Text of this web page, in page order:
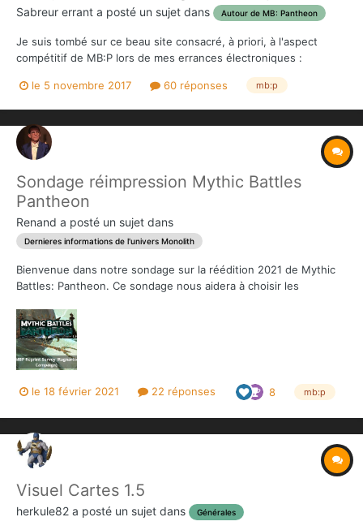
Sabreur errant a posté un sujet dans Autour de MB: Pantheon
Je suis tombé sur ce beau site consacré, à priori, à l'aspect
compétitif de MB:P lors de mes errances électroniques :
volonté très sympathique mais comme Mythic Battles est pour
le 5 novembre 2017 60 réponses mb:p
Sondage réimpression Mythic Battles
Pantheon
Renand a posté un sujet dans
Dernieres informations de l'univers Monolith
Bienvenue dans notre sondage sur la réédition 2021 de Mythic
Battles: Pantheon. Ce sondage nous aidera à choisir les
Pledge Manager de Mythic Battles: Ragnarök. Vous trouverez
presque tous nos produits de la gamme Mythic Battles:
Pantheon...
le 18 février 2021 22 réponses 8 mb:p
Visuel Cartes 1.5
herkule82 a posté un sujet dans Générales